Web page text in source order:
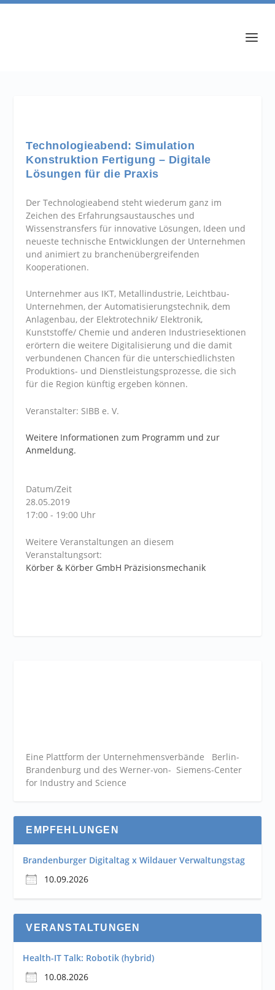
Technologieabend: Simulation
Konstruktion Fertigung – Digitale
Lösungen für die Praxis
Der Technologieabend steht wiederum ganz im
Zeichen des Erfahrungsaustausches und
Wissenstransfers für innovative Lösungen, Ideen und
neueste technische Entwicklungen der Unternehmen
und animiert zu branchenübergreifenden
Kooperationen.
Unternehmer aus IKT, Metallindustrie, Leichtbau-
Unternehmen, der Automatisierungstechnik, dem
Anlagenbau, der Elektrotechnik/ Elektronik,
Kunststoffe/ Chemie und anderen Industriesektionen
erörtern die weitere Digitalisierung und die damit
verbundenen Chancen für die unterschiedlichsten
Produktions- und Dienstleistungsprozesse, die sich
für die Region künftig ergeben können.
Veranstalter: SIBB e. V.
Weitere Informationen zum Programm und zur
Anmeldung.
Datum/Zeit
28.05.2019
17:00 - 19:00 Uhr
Weitere Veranstaltungen an diesem
Veranstaltungsort:
Körber & Körber GmbH Präzisionsmechanik
Eine Plattform der Unternehmensverbände Berlin-
Brandenburg und des Werner-von- Siemens-Center
for Industry and Science
EMPFEHLUNGEN
Brandenburger Digitaltag x Wildauer Verwaltungstag
10.09.2026
VERANSTALTUNGEN
Health-IT Talk: Robotik (hybrid)
10.08.2026